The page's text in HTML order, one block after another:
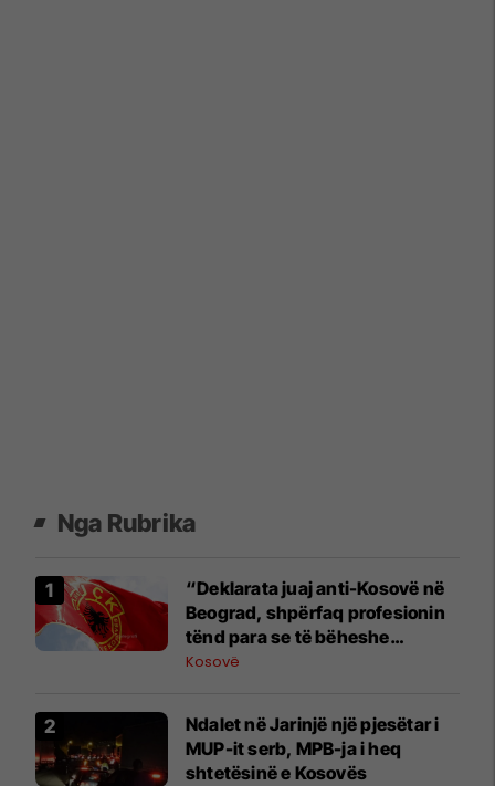
Nga Rubrika
“Deklarata juaj anti-Kosovë në
Beograd, shpërfaq profesionin
tënd para se të bëheshe
president”, OVL e UÇK-së i
Kosovë
Ndalet në Jarinjë një pjesëtar i
MUP-it serb, MPB-ja i heq
shtetësinë e Kosovës